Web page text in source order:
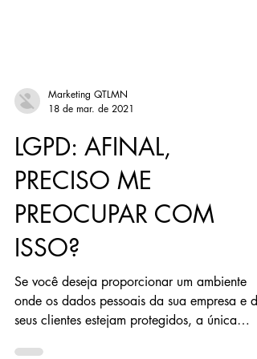
18 de mar. de 2021
LGPD: AFINAL,
PRECISO ME
PREOCUPAR COM
ISSO?
Se você deseja proporcionar um ambiente
onde os dados pessoais da sua empresa e de
seus clientes estejam protegidos, a única